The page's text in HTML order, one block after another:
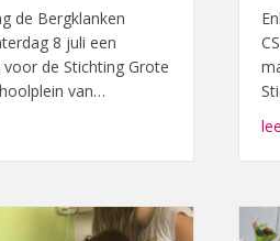
de Bergklanken
8 juli een
de Stichting Grote
van…
Bergklanken speelt voor Stichting